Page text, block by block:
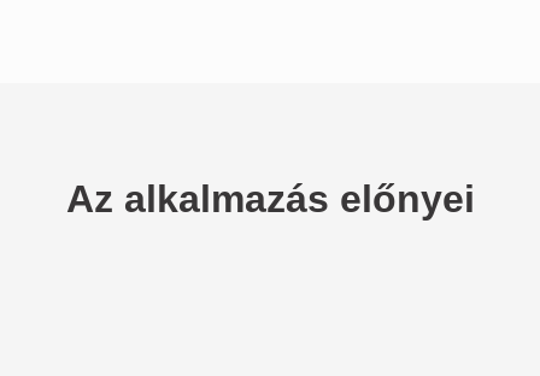
Az alkalmazás előnyei